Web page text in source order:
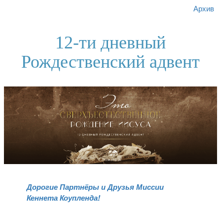
Архив
12-ти дневный
Рождественский адвент
Дорогие Партнёры и Друзья Миссии
Кеннета Коупленда!